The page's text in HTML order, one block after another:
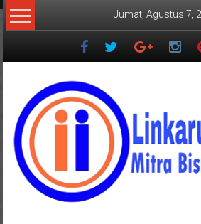
Lompat
ke
Jumat, Agustus 7,